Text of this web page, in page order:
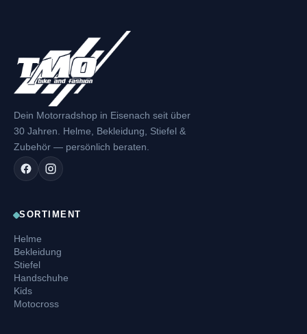
Dein Motorradshop in Eisenach seit über
30 Jahren. Helme, Bekleidung, Stiefel &
Zubehör — persönlich beraten.
SORTIMENT
Helme
Bekleidung
Stiefel
Handschuhe
Kids
Motocross